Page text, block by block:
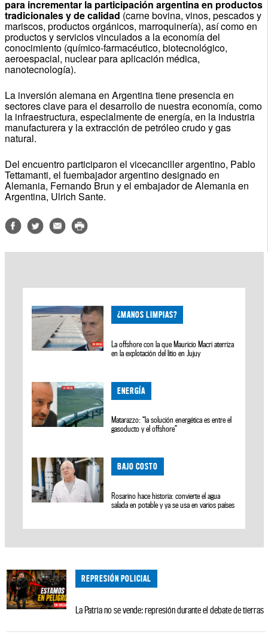
para incrementar la participación argentina en productos
tradicionales y de calidad (carne bovina, vinos, pescados y
mariscos, productos orgánicos, marroquinería), así como en
productos y servicios vinculados a la economía del
conocimiento (químico-farmacéutico, biotecnológico,
aeroespacial, nuclear para aplicación médica,
nanotecnología).
La inversión alemana en Argentina tiene presencia en
sectores clave para el desarrollo de nuestra economía, como
la infraestructura, especialmente de energía, en la industria
manufacturera y la extracción de petróleo crudo y gas
natural.
Del encuentro participaron el vicecanciller argentino, Pablo
Tettamanti, el fuembajador argentino designado en
Alemania, Fernando Brun y el embajador de Alemania en
Argentina, Ulrich Sante.
¿MANOS LIMPIAS?
La offshore con la que Mauricio Macri aterriza
en la explotación del litio en Jujuy
ENERGÍA
Matarazzo: “la solución energética es entre el
gasoducto y el offshore”
BAJO COSTO
Rosarino hace historia: convierte el agua
salada en potable y ya se usa en varios países
REPRESIÓN POLICIAL
La Patria no se vende: represión durante el debate de tierras